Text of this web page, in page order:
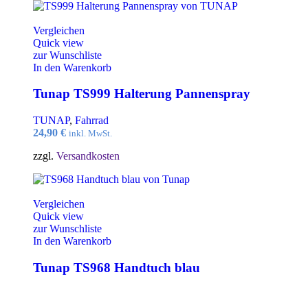
Vergleichen
Quick view
zur Wunschliste
In den Warenkorb
Tunap TS999 Halterung Pannenspray
TUNAP, Fahrrad
24,90 € inkl. MwSt.
zzgl. Versandkosten
Vergleichen
Quick view
zur Wunschliste
In den Warenkorb
Tunap TS968 Handtuch blau